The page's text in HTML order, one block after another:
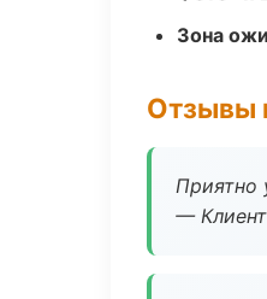
Зона
Отзывы
Приятно
—